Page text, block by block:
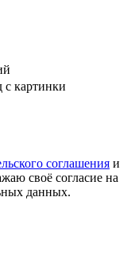
с картинки
соглашения и
своё согласие на
данных.